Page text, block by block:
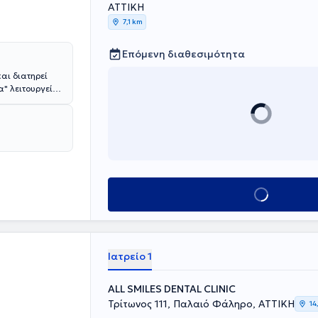
διατηρεί
λειτουργεί
Ο κος
και 13ετή
και
Ελένη
ΑΤΤΙΚΗ
7,1 km
Επόμενη διαθεσιμότητα
Κλείσε ραντεβού
Ιατρείο 1
ALL SMILES DENTAL CLINIC
Τρίτωνος 111, Παλαιό Φάληρο, ΑΤΤΙΚΗ